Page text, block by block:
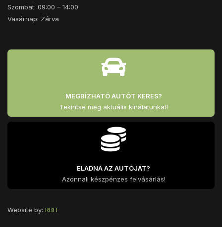
Szombat: 09:00 – 14:00
Vasárnap: Zárva
MEGBÍZHATÓ AUTÓT KERES?
Tekintse meg aktuális kínálatunkat!
ELADNÁ AZ AUTÓJÁT?
Azonnali készpénzes felvásárlás!
Website by: RBIT